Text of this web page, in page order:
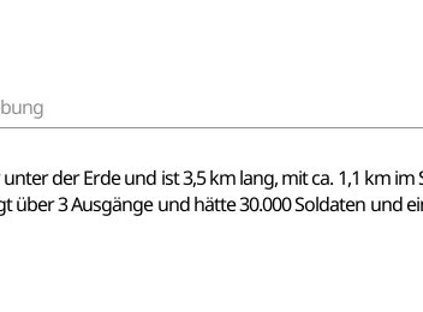
der Erde und ist 3,5 km lang, mit ca. 1,1 km im
3 Ausgänge und hätte 30.000 Soldaten und